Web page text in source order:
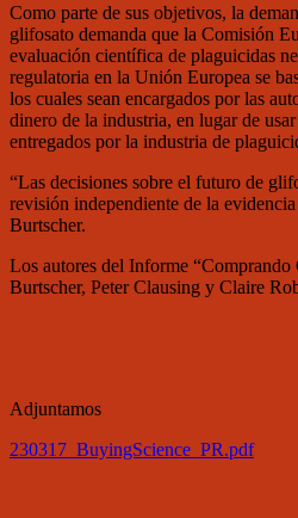
Como parte de sus objetivos, la
glifosato demanda que la Comisión
evaluación científica de plaguicidas
regulatoria en la Unión Europea se
los cuales sean encargados por las
dinero de la industria, en lugar de
entregados por la industria de
“Las decisiones sobre el futuro de
revisión independiente de la
Burtscher.
Los autores del Informe
Burtscher, Peter Clausing y Claire
Adjuntamos
230317_BuyingScience_PR.pdf